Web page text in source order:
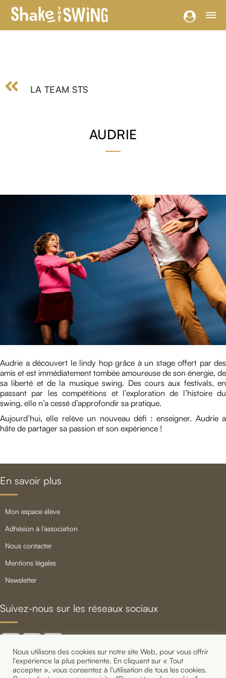
LA TEAM STS
AUDRIE
Audrie a découvert le lindy hop grâce à un stage offert par des
amis et est immédiatement tombée amoureuse de son énergie, de
sa liberté et de la musique swing. Des cours aux festivals, en
passant par les compétitions et l’exploration de l’histoire du
swing, elle n’a cessé d’approfondir sa pratique.
Aujourd’hui, elle relève un nouveau défi : enseigner. Audrie a
hâte de partager sa passion et son expérience !
En savoir plus
mon espace élève
adhésion à l’association
nous contacter
mentions légales
newsletter
Suivez-nous sur les réseaux sociaux
Nous utilisons des cookies sur notre site Web, pour vous offrir
l'expérience la plus pertinente. En cliquant sur « Tout
accepter », vous consentez à l'utilisation de tous les cookies.